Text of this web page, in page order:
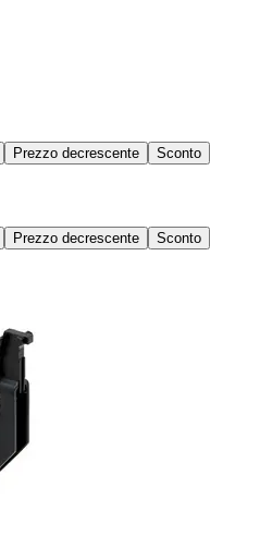
Prezzo decrescente Sconto
Prezzo decrescente Sconto